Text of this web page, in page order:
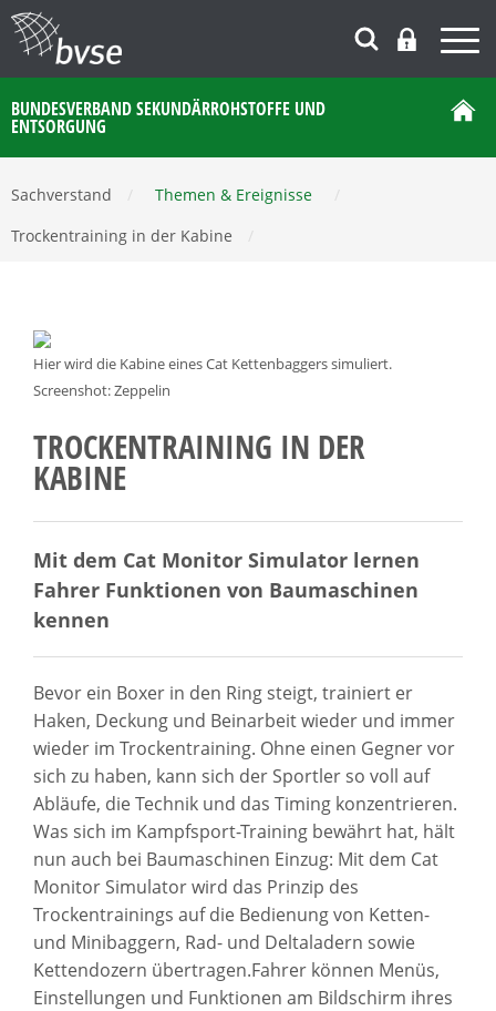
BUNDESVERBAND SEKUNDÄRROHSTOFFE UND
ENTSORGUNG
Sachverstand Themen & Ereignisse
Trockentraining in der Kabine
Hier wird die Kabine eines Cat Kettenbaggers simuliert.
Screenshot: Zeppelin
TROCKENTRAINING IN DER
KABINE
Mit dem Cat Monitor Simulator lernen
Fahrer Funktionen von Baumaschinen
kennen
Bevor ein Boxer in den Ring steigt, trainiert er
Haken, Deckung und Beinarbeit wieder und immer
wieder im Trockentraining. Ohne einen Gegner vor
sich zu haben, kann sich der Sportler so voll auf
Abläufe, die Technik und das Timing konzentrieren.
Was sich im Kampfsport-Training bewährt hat, hält
nun auch bei Baumaschinen Einzug: Mit dem Cat
Monitor Simulator wird das Prinzip des
Trockentrainings auf die Bedienung von Ketten-
und Minibaggern, Rad- und Deltaladern sowie
Kettendozern übertragen.Fahrer können Menüs,
Einstellungen und Funktionen am Bildschirm ihres